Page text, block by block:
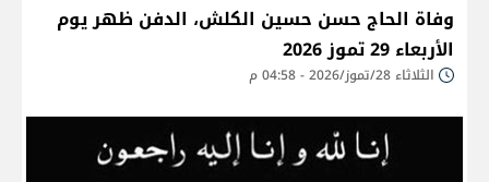
وفاة الحاج حسن حسين الكلش، الدفن ظهر يوم
الأربعاء 29 تموز 2026
الثلاثاء 28/تموز/2026 - 04:58 م